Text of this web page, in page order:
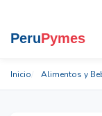
Inicio Alimentos y